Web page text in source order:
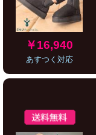
￥16,940
あすつく対応